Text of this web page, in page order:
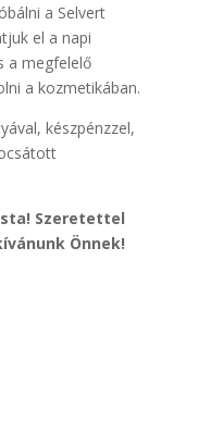
a Selvert
el a napi
a megfelelő
a kozmetikában.
készpénzzel,
Szeretettel
Önnek!